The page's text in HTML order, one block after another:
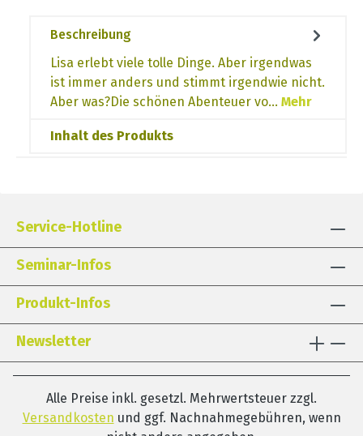
Beschreibung
Lisa erlebt viele tolle Dinge. Aber irgendwas
ist immer anders und stimmt irgendwie nicht.
Aber was?Die schönen Abenteuer vo… Mehr
Inhalt des Produkts
Service-Hotline
Seminar-Infos
Produkt-Infos
Newsletter
Alle Preise inkl. gesetzl. Mehrwertsteuer zzgl.
Versandkosten und ggf. Nachnahmegebühren, wenn